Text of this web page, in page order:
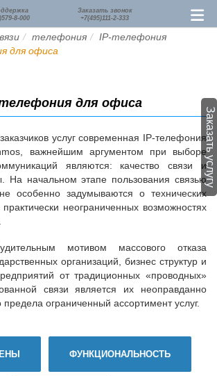
Заказать услугу
8-000
Заказать звонок
+7(495)111-2-333
телефония
IP-телефония
для офиса
для офиса
услуг современная IP-телефония
важнейшим аргументом при выборе
являются: качество связи и
На начальном этапе пользования связью
особенно задумываются о технических
неограниченных возможностях
мотивом массового отказа
организаций, бизнес структур и
от традиционных «проводных»
связи является их неоправданно
ограниченный ассортимент услуг.
ФУНКЦИОНАЛЬНОСТЬ